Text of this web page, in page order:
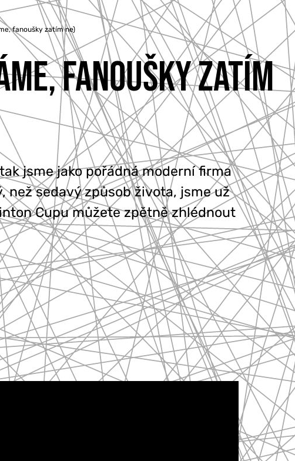
fanoušky zatím ne)
FANOUŠKY ZATÍM
jsme jako pořádná moderní firma
sedavý způsob života, jsme už
Cupu můžete zpětně zhlédnout